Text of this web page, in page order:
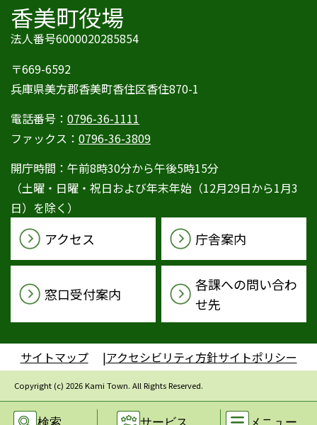
香美町役場
法人番号6000020285854
〒669-6592
兵庫県美方郡香美町香住区香住870-1
電話番号： 0796-36-1111
ファックス： 0796-36-3809
開庁時間：午前8時30分から午後5時15分
（土曜・日曜・祝日および年末年始（12月29日から1月3
日）を除く）
アクセス 庁舎案内
窓口受付案内
各課への問い合わ
せ先
サイトマップ アクセシビリティ方針サイトポリシー
Copyright (c) 2026 Kami Town. All Rights Reserved.